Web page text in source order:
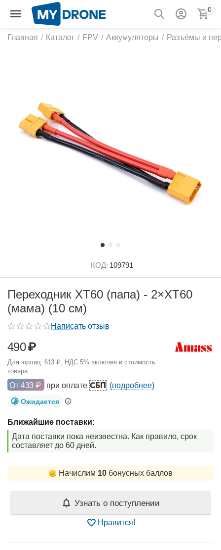
0
Главная / Каталог / FPV / Аккумуляторы / Разъёмы и
КОД: 109791
Переходник XT60 (папа) - 2×XT60
(мама) (10 см)
Написать отзыв
490₽
Для юрлиц: 613 ₽, НДС 5% включен в стоимость
товара
От 433 ₽ при оплатеСБП (подробнее)
Ожидается
Ближайшие поставки:
Дата поставки пока неизвестна. Как правило, срок
составляет до 60 дней.
Начислим 10бонусных баллов
Узнать о поступлении
Нравится!